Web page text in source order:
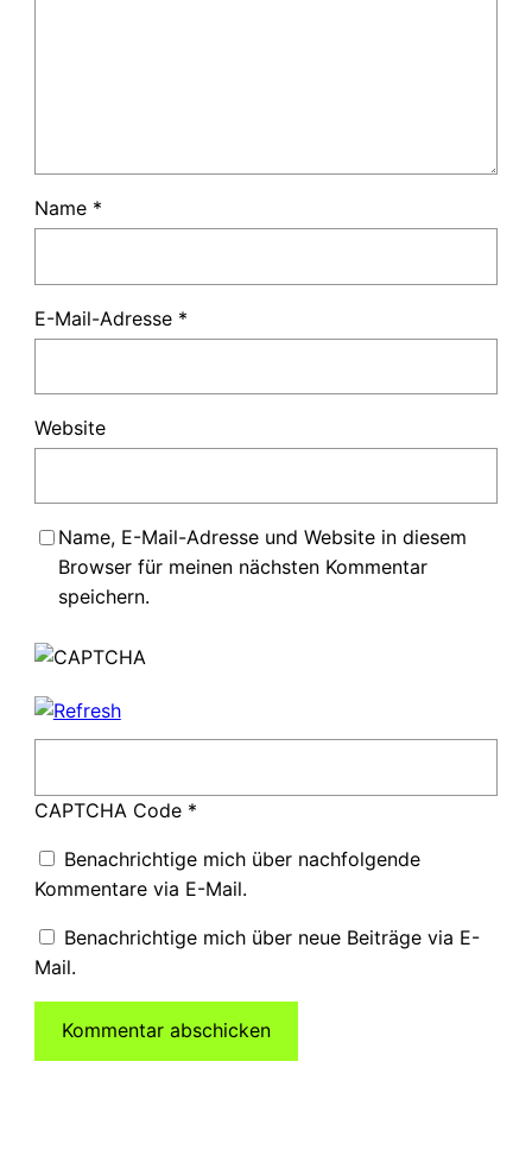
Name *
E-Mail-Adresse *
Website
Name, E-Mail-Adresse und Website in diesem
Browser für meinen nächsten Kommentar
speichern.
CAPTCHA Code*
Benachrichtige mich über nachfolgende
Kommentare via E-Mail.
Benachrichtige mich über neue Beiträge via E-
Mail.